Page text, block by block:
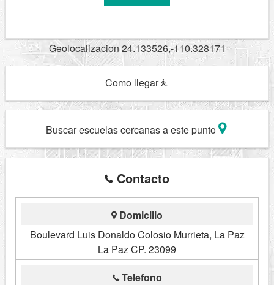
Geolocalizacion 24.133526,-110.328171
Como llegar
Buscar escuelas cercanas a este punto
Contacto
Domicilio
Boulevard Luis Donaldo Colosio Murrieta, La Paz
La Paz CP. 23099
Telefono